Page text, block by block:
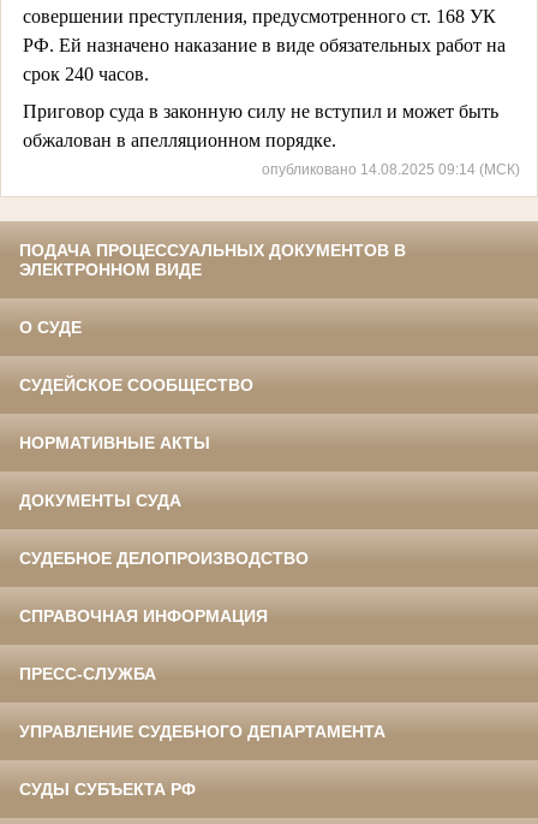
совершении преступления, предусмотренного ст. 168 УК
РФ. Ей назначено наказание в виде обязательных работ на
срок 240 часов.
Приговор суда в законную силу не вступил и может быть
обжалован в апелляционном порядке.
опубликовано 14.08.2025 09:14 (МСК)
ПОДАЧА ПРОЦЕССУАЛЬНЫХ ДОКУМЕНТОВ В
ЭЛЕКТРОННОМ ВИДЕ
О СУДЕ
СУДЕЙСКОЕ СООБЩЕСТВО
НОРМАТИВНЫЕ АКТЫ
ДОКУМЕНТЫ СУДА
СУДЕБНОЕ ДЕЛОПРОИЗВОДСТВО
СПРАВОЧНАЯ ИНФОРМАЦИЯ
ПРЕСС-СЛУЖБА
УПРАВЛЕНИЕ СУДЕБНОГО ДЕПАРТАМЕНТА
СУДЫ СУБЪЕКТА РФ